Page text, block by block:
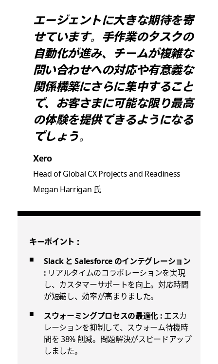
エージェントに大きな期待を寄
せています。手作業のタスクの
自動化が進み、チームが複雑な
問い合わせへの対応や有意義な
関係構築にさらに集中すること
で、お客さまに可能な限り最高
の体験を提供できるようになる
でしょう。
Xero
Head of Global CX Projects and Readiness
Megan Harrigan 氏
キーポイント :
Slack と Salesforce のインテグレーション
: リアルタイムのコラボレーションを実現
し、カスタマーサポートを向上。対応時間
が短縮し、効率が高まりました。
スウォーミングプロセスの最適化 : エスカ
レーションを抑制して、スウォーム待機時
間を 38% 削減。問題解決がスピードアップ
しました。